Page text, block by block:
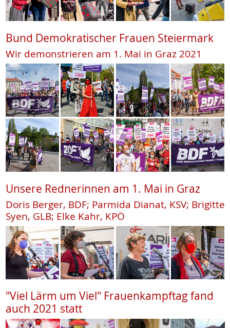
Bund Demokratischer Frauen Steiermark
Wir demonstrieren am 1. Mai in Graz 2021
Unsere Rednerinnen am 1. Mai in Graz
Doris Berger, BDF; Parmida Dianat, KSV; Brigitte
Syen, GLB; Elke Kahr, KPÖ
"Viel Lärm um Viel" Frauenkampftag fand
auch 2021 statt